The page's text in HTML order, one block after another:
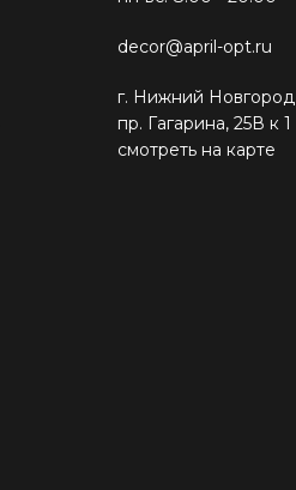
decor@april-opt.ru
г. Нижний Новгород
пр. Гагарина, 25В к 1
смотреть на карте